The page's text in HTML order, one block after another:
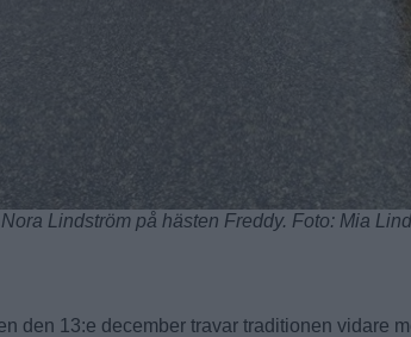
Lindström på hästen Freddy. Foto: Mia
den 13:e december travar traditionen vidare